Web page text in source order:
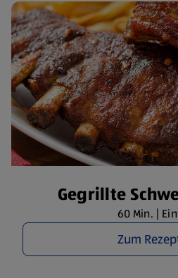
Gegrillte
60 Min. |
Zum